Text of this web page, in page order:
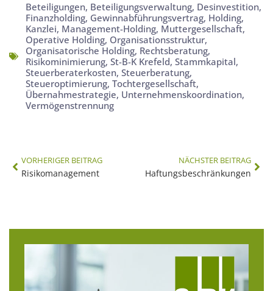
Beteiligungen, Beteiligungsverwaltung, Desinvestition,
Finanzholding, Gewinnabführungsvertrag, Holding,
Kanzlei, Management-Holding, Muttergesellschaft,
Operative Holding, Organisationsstruktur,
Organisatorische Holding, Rechtsberatung,
Risikominimierung, St-B-K Krefeld, Stammkapital,
Steuerberaterkosten, Steuerberatung,
Steueroptimierung, Tochtergesellschaft,
Übernahmestrategie, Unternehmenskoordination,
Vermögenstrennung
VORHERIGER BEITRAG
Risikomanagement
NÄCHSTER BEITRAG
Haftungsbeschränkungen